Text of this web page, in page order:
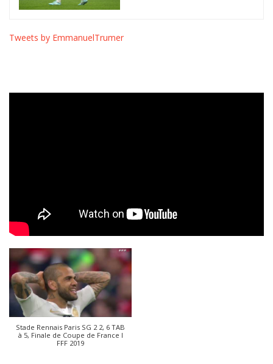
Tweets by EmmanuelTrumer
Stade Rennais Paris SG 2 2, 6 TAB
à 5, Finale de Coupe de France I
FFF 2019